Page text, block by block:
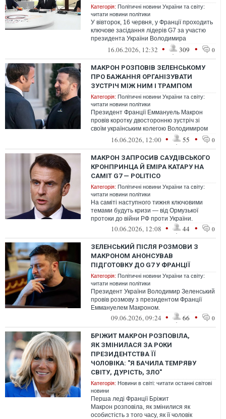
Категорія: Політичні новини України та світу:
читати новини політики
У вівторок, 16 червня, у Франції проходить
ключове засідання лідерів G7 за участю
президента України Володимира
Зеленського. Утім, розпочалося воно із...
16.06.2026, 12:32 • 309 • 0
МАКРОН РОЗПОВІВ ЗЕЛЕНСЬКОМУ
ПРО БАЖАННЯ ОРГАНІЗУВАТИ
ЗУСТРІЧ МІЖ НИМ І ТРАМПОМ
Категорія: Політичні новини України та світу:
читати новини політики
Президент Франції Еммануель Макрон
провів коротку двосторонню зустріч зі
своїм українським колегою Володимиром
Зеленським перед головним засіданням
16.06.2026, 12:00 • 55 • 0
МАКРОН ЗАПРОСИВ САУДІВСЬКОГО
КРОНПРИНЦА Й ЕМІРА КАТАРУ НА
САМІТ G7 — POLITICO
Категорія: Політичні новини України та світу:
читати новини політики
На саміті наступного тижня ключовими
темами будуть кризи — від Ормузької
протоки до війни РФ проти України.
10.06.2026, 12:08 • 44 • 0
ЗЕЛЕНСЬКИЙ ПІСЛЯ РОЗМОВИ З
МАКРОНОМ АНОНСУВАВ
ПІДГОТОВКУ ДО G7 У ФРАНЦІЇ
Категорія: Політичні новини України та світу:
читати новини політики
Президент України Володимир Зеленський
провів розмову з президентом Франції
Еммануелем Макроном.
09.06.2026, 09:24 • 66 • 0
БРІЖИТ МАКРОН РОЗПОВІЛА,
ЯК ЗМІНИЛАСЯ ЗА РОКИ
ПРЕЗИДЕНТСТВА ЇЇ
ЧОЛОВІКА: "Я БАЧИЛА ТЕМРЯВУ
СВІТУ, ДУРІСТЬ, ЗЛО"
Категорія: Новини в світі: читати останні світові
новини
Перша леді Франції Бріжит
Макрон розповіла, як змінилися як
особистість з того часу, як її чоловік